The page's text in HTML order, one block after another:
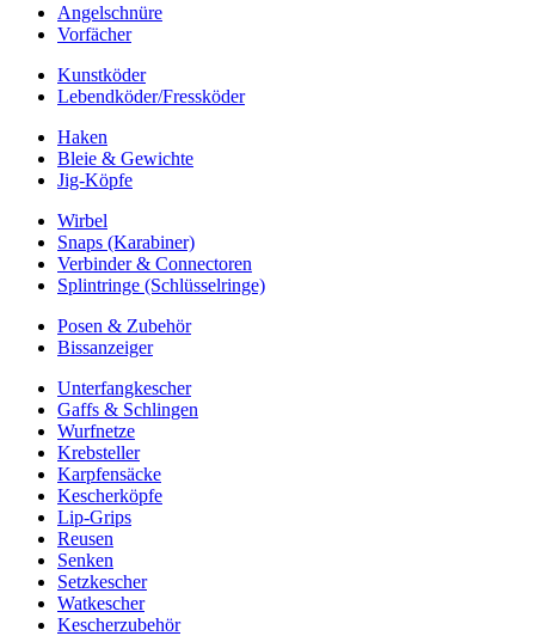
Angelschnüre
Vorfächer
Kunstköder
Lebendköder/Fressköder
Haken
Bleie & Gewichte
Jig-Köpfe
Wirbel
Snaps (Karabiner)
Verbinder & Connectoren
Splintringe (Schlüsselringe)
Posen & Zubehör
Bissanzeiger
Unterfangkescher
Gaffs & Schlingen
Wurfnetze
Krebsteller
Karpfensäcke
Kescherköpfe
Lip-Grips
Reusen
Senken
Setzkescher
Watkescher
Kescherzubehör